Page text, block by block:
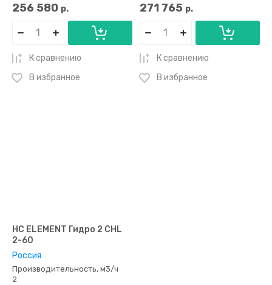
256 580 р.
К сравнению
В избранное
271 765 р.
К сравнению
В избранное
НС ELEMENT Гидро 2 CHL
2-60
Россия
Производительность, м3/ч
2